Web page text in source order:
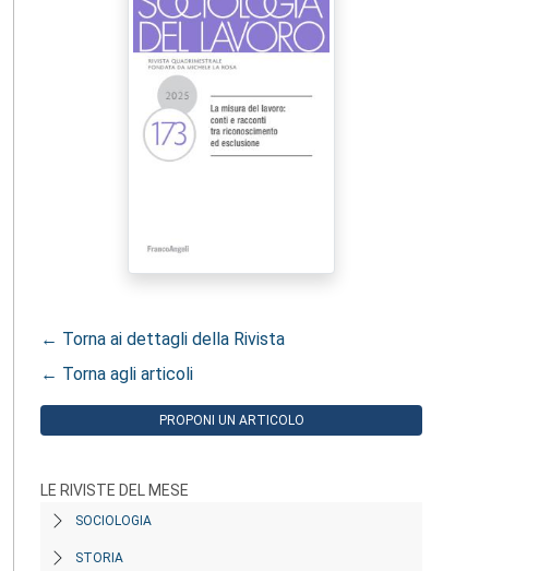
← Torna ai dettagli della Rivista
← Torna agli articoli
PROPONI UN ARTICOLO
LE RIVISTE DEL MESE
SOCIOLOGIA
STORIA